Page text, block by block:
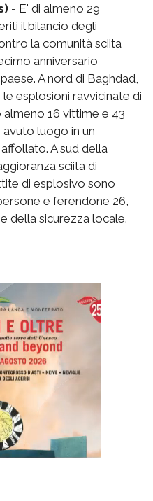
- E' di almeno 29
il bilancio degli
la comunità sciita
anniversario
A nord di Baghdad,
esplosioni ravvicinate di
16 vittime e 43
luogo in un
A sud della
sciita di
di esplosivo sono
e ferendone 26,
della sicurezza locale.